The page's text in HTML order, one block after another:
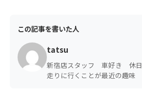
この記事を書いた人
tatsu
新宿店スタッフ 車好き 休日
走りに行くことが最近の趣味